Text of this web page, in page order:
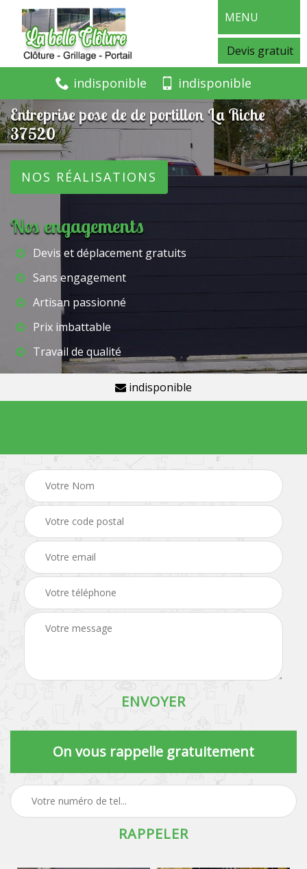
MENU
Devis gratuit
indisponible indisponible
Entreprise pose de de portillon La Riche
37520
NOS RÉALISATIONS
Nos engagements
Devis et déplacement gratuits
Sans engagement
Artisan passionné
Prix imbattable
Travail de qualité
indisponible
On vous rappelle gratuitement